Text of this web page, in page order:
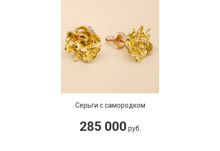
Серьги с самородком
285 000 руб.